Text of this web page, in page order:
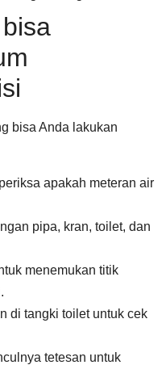
bisa Anda lakukan
apakah meteran air
pipa, kran, toilet, dan
menemukan titik
di tangki toilet untuk cek
tetesan untuk